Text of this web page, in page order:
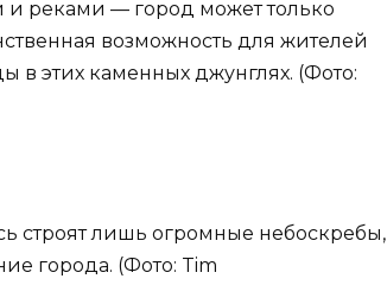
реками — город может только
возможность для жителей
в этих каменных джунглях. (Фото:
строят лишь огромные небоскребы,
города. (Фото: Tim